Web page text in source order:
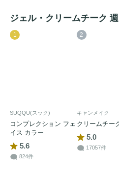
ジェル・クリームチーク
1
SUQQU(スック)
コンプレクション フェ
イス カラー
5.6
824件
2
キャンメイク
クリームチー
5.0
17057件